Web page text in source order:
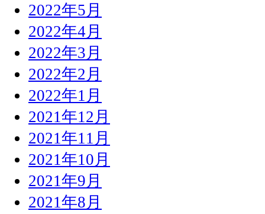
2022年5月
2022年4月
2022年3月
2022年2月
2022年1月
2021年12月
2021年11月
2021年10月
2021年9月
2021年8月